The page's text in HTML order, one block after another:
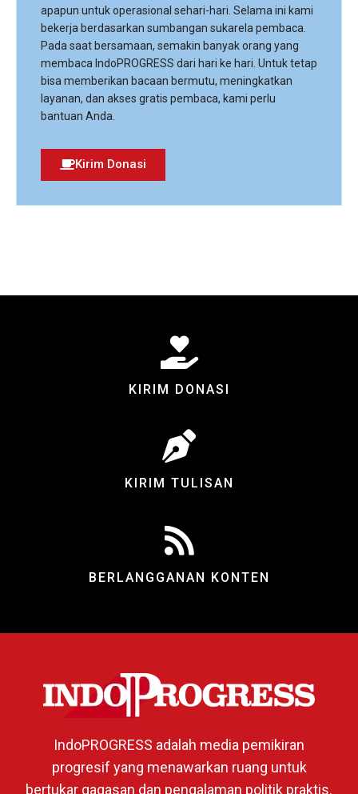
apapun untuk operasional sehari-hari. Selama ini kami
bekerja berdasarkan sumbangan sukarela pembaca.
Pada saat bersamaan, semakin banyak orang yang
membaca IndoPROGRESS dari hari ke hari. Untuk tetap
bisa memberikan bacaan bermutu, meningkatkan
layanan, dan akses gratis pembaca, kami perlu
bantuan Anda.
Kirim Donasi
KIRIM DONASI
KIRIM TULISAN
BERLANGGANAN KONTEN
IndoPROGRESS adalah media pemikiran
progresif yang menawarkan ruang untuk
bertukar gagasan dan pengalaman politik praktis.